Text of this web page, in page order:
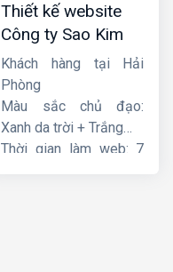
Thiết kế website
Công ty Sao Kim
Khách hàng tại Hải
Phòng
Màu sắc chủ đạo:
Xanh da trời + Trắng
Thời gian làm web: 7